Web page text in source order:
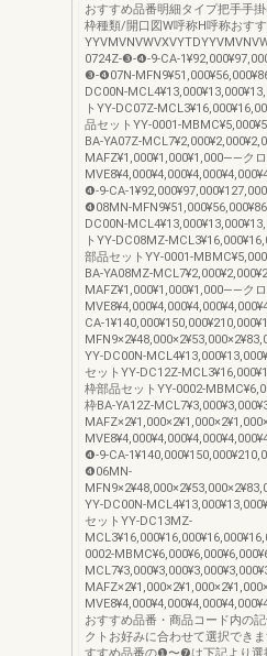
おすすめ品番明細タイプ把手手
枠種類/開口図W呼称H呼称おす
0724Z-❸-❹-9-CA-
❸-❹07N-
DC00N-
トYY-DC07Z-
品セットYY-0001-
BA-YA07Z-
MAFZ¥1,000¥1,000¥1,000――ク
❹-9-CA-
❹08MN-
DC00N-
トYY-DC08MZ-
部品セットYY-0001-
BA-YA08MZ-
MAFZ¥1,000¥1,000¥1,000――ク
CA-
YY-DC00N-
セットYY-DC12Z-
枠部品セットYY-0002-
枠BA-YA12Z-
❹-9-CA-
❹06MN-
YY-DC00N-
セットYY-DC13MZ-
0002-
おすすめ品番・商品コード内の
クトお好みに合わせて選択で
すすめ品番の❶〜❼は下記より選